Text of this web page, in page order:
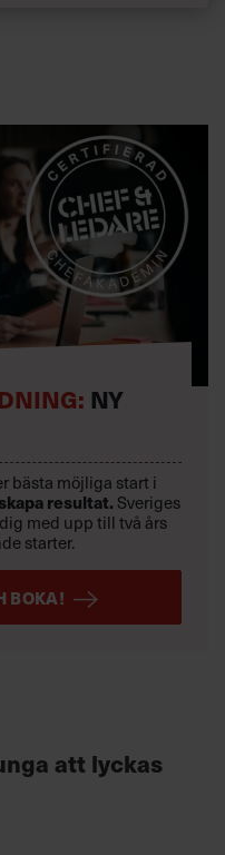
av fem tror man på
om vi inte hade tillåtit
att lyckas
NY
bästa möjliga start i
skapa resultat. Sveriges
med upp till två års
starter.
BOKA!